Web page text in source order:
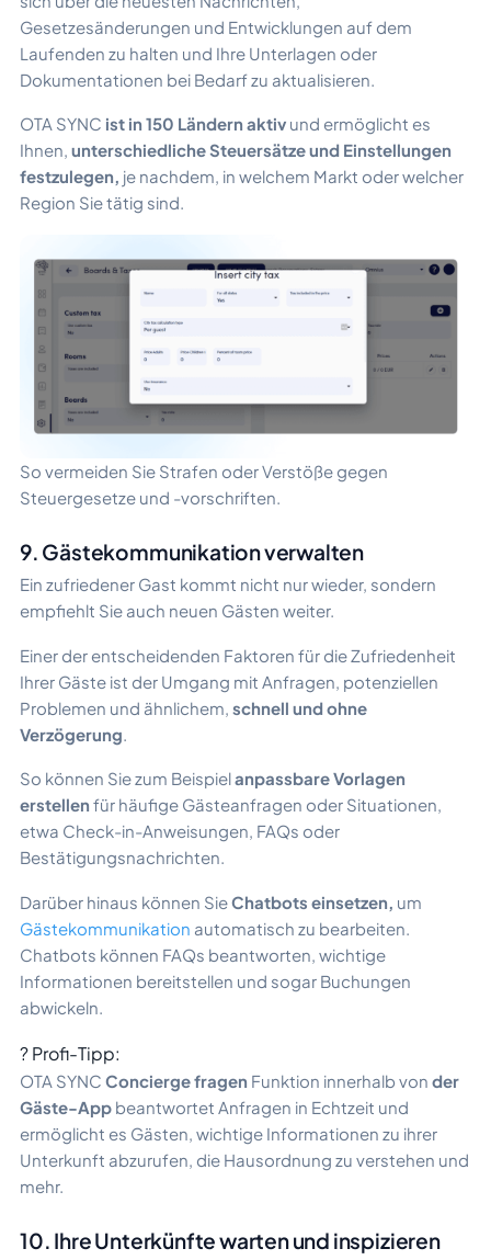
Gesetzesänderungen und Entwicklungen auf dem
Laufenden zu halten und Ihre Unterlagen oder
Dokumentationen bei Bedarf zu aktualisieren.
OTA SYNC ist in 150 Ländern aktiv und ermöglicht es
Ihnen, unterschiedliche Steuersätze und Einstellungen
festzulegen, je nachdem, in welchem Markt oder welcher
Region Sie tätig sind.
So vermeiden Sie Strafen oder Verstöße gegen
Steuergesetze und -vorschriften.
9. Gästekommunikation verwalten
Ein zufriedener Gast kommt nicht nur wieder, sondern
empfiehlt Sie auch neuen Gästen weiter.
Einer der entscheidenden Faktoren für die Zufriedenheit
Ihrer Gäste ist der Umgang mit Anfragen, potenziellen
Problemen und ähnlichem, schnell und ohne
Verzögerung
So können Sie zum Beispielanpassbare Vorlagen
erstellen für häufige Gästeanfragen oder Situationen,
etwa Check-in-Anweisungen, FAQs oder
Bestätigungsnachrichten.
Darüber hinaus können SieChatbots einsetzen, um
Gästekommunikation automatisch zu bearbeiten.
Chatbots können FAQs beantworten, wichtige
Informationen bereitstellen und sogar Buchungen
abwickeln.
? Profi-Tipp:
OTA SYNC Concierge fragen Funktion innerhalb von der
Gäste-App beantwortet Anfragen in Echtzeit und
ermöglicht es Gästen, wichtige Informationen zu ihrer
Unterkunft abzurufen, die Hausordnung zu verstehen und
mehr.
10. Ihre Unterkünfte warten und inspizieren